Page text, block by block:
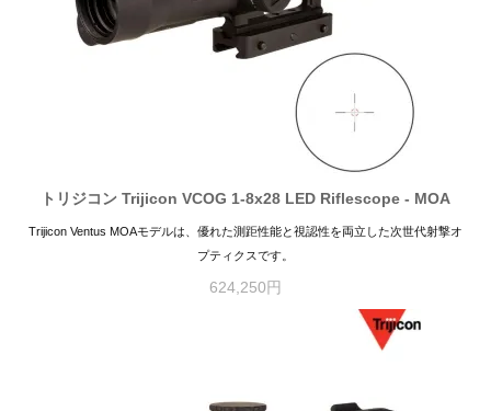
トリジコン Trijicon VCOG 1-8x28 LED Riflescope - MOA
Trijicon Ventus MOAモデルは、優れた測距性能と視認性を両立した次世代射撃オ
プティクスです。
624,250円